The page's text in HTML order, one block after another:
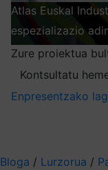
Atlas Euskal
espezializazio
Zure proiektua
Kontsultatu
Enpresentzako
Bloga / Lurzorua /